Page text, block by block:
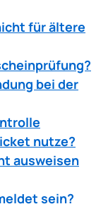
für ältere
bei der
nutze?
ausweisen
sein?